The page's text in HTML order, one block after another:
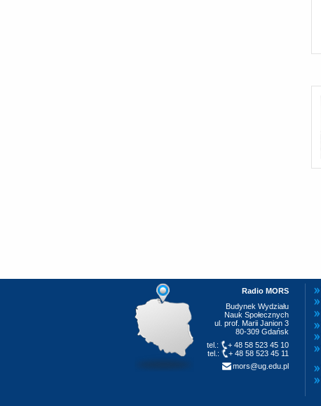
Radio MORS
Budynek Wydziału
Nauk Społecznych
ul. prof. Marii Janion 3
80-309 Gdańsk
tel.:
+ 48 58 523 45 10
tel.:
+ 48 58 523 45 11
mors@ug.edu.pl